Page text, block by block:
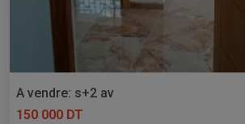
A vendre: s+2 av
150 000 DT